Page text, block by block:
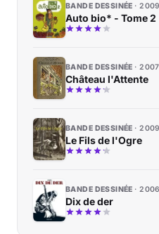
BANDE DESSINÉE 2009
Auto bio* - Tome 2
BANDE DESSINÉE 2007
Château l'Attente
BANDE DESSINÉE 2009
Le Fils de l'Ogre
BANDE DESSINÉE 2006
Dix de der